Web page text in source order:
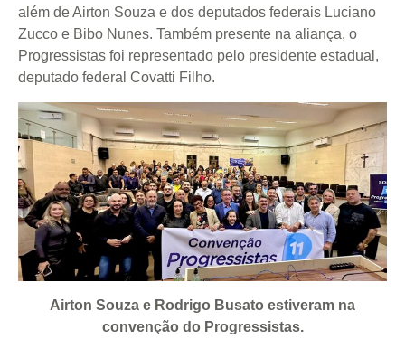
além de Airton Souza e dos deputados federais Luciano
Zucco e Bibo Nunes. Também presente na aliança, o
Progressistas foi representado pelo presidente estadual,
deputado federal Covatti Filho.
Airton Souza e Rodrigo Busato estiveram na
convenção do Progressistas.